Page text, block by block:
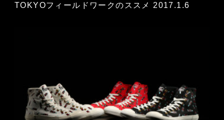
TOKYOフィールドワークのススメ 2017.1.6